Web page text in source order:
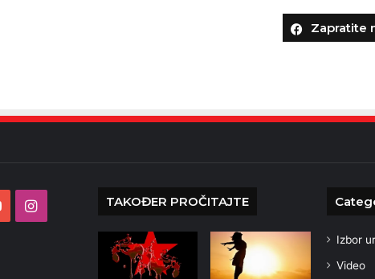
Zapratite
YouTubeInstagram TAKOĐER PROČITAJTE
Izbor
Video